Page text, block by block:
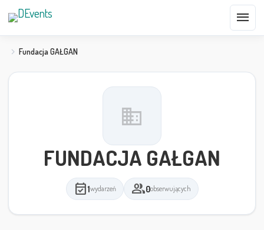
menu
Fundacja GAŁGAN
domain
FUNDACJA GAŁGAN
event_available1wydarzeń group0obserwujących